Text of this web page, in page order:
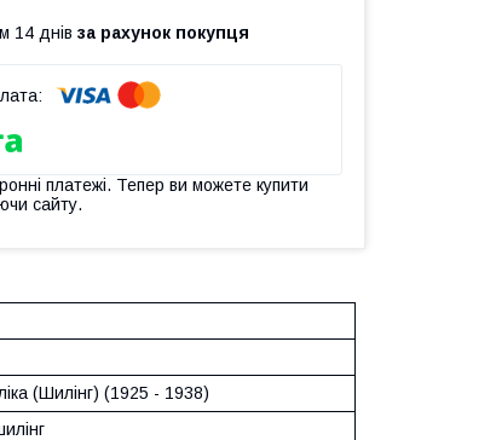
14 днів за рахунок покупця
платежі. Тепер ви можете купити
сайту.
(Шилінг) (1925 - 1938)